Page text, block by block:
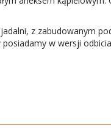
z zabudowanym
w wersji